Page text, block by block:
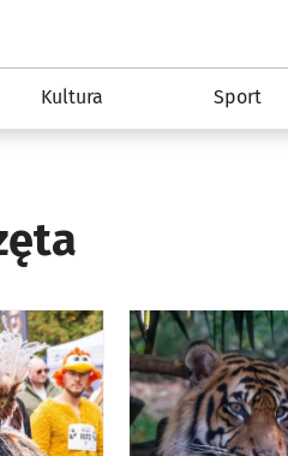
informacyjny wroclaw.pl
Kultura Sport